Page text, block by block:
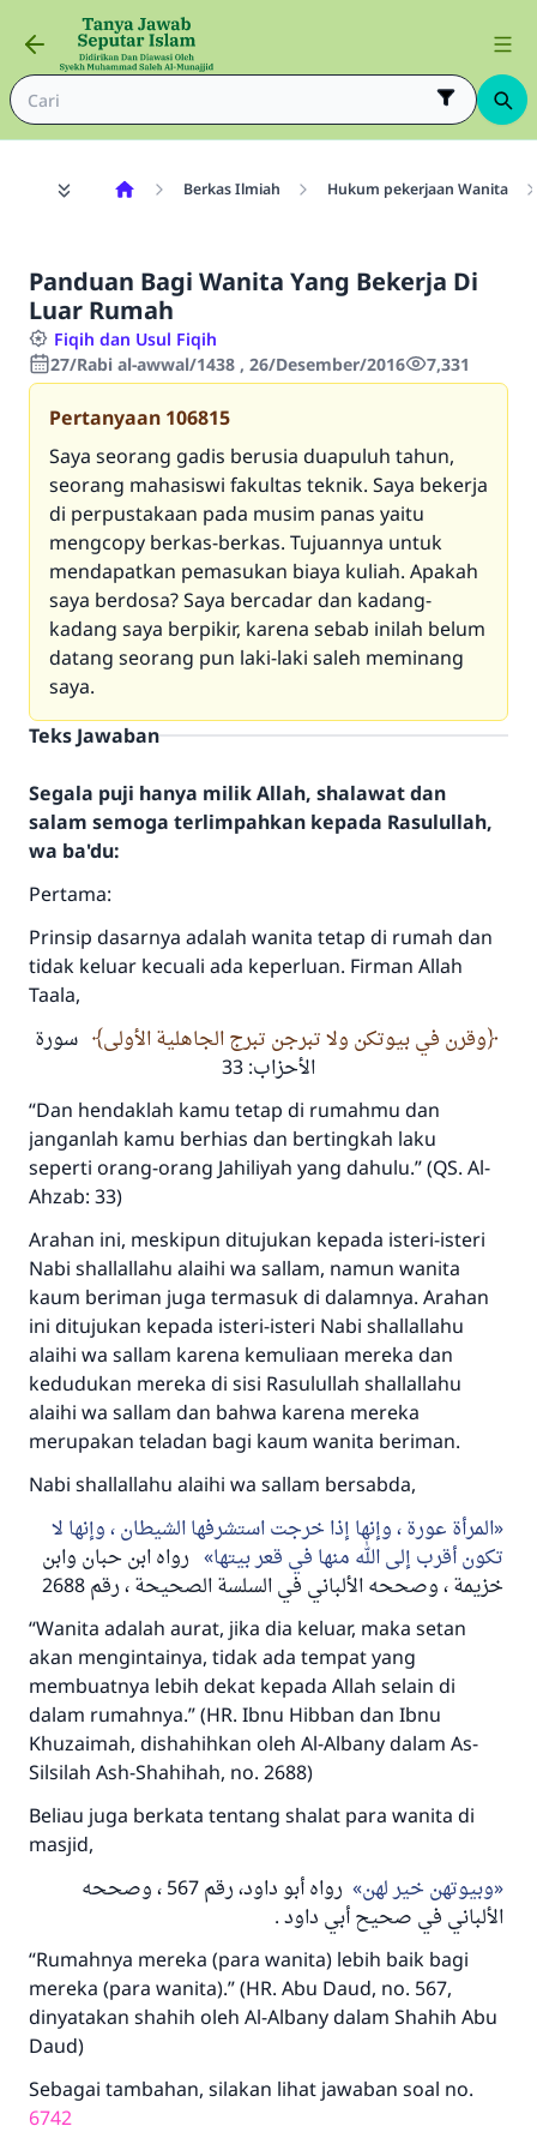
Berkas Ilmiah Hukum pekerjaan Wanita
Panduan Bagi Wanita Yang Bekerja Di
Luar Rumah
Fiqih dan Usul Fiqih
27/Rabi al-awwal/1438 , 26/Desember/2016
7,331
Pertanyaan 106815
Saya seorang gadis berusia duapuluh tahun,
seorang mahasiswi fakultas teknik. Saya bekerja
di perpustakaan pada musim panas yaitu
mengcopy berkas-berkas. Tujuannya untuk
mendapatkan pemasukan biaya kuliah. Apakah
saya berdosa? Saya bercadar dan kadang-
kadang saya berpikir, karena sebab inilah belum
datang seorang pun laki-laki saleh meminang
saya.
Teks Jawaban
Segala puji hanya milik Allah, shalawat dan
salam semoga terlimpahkan kepada Rasulullah,
wa ba'du:
Pertama:
Prinsip dasarnya adalah wanita tetap di rumah dan
tidak keluar kecuali ada keperluan. Firman Allah
Taala,
وقرن في بيوتكن ولا تبرجن تبرج الجاهلية الأولى
سورة
الأحزاب: 33
“Dan hendaklah kamu tetap di rumahmu dan
janganlah kamu berhias dan bertingkah laku
seperti orang-orang Jahiliyah yang dahulu.” (QS. Al-
Ahzab: 33)
Arahan ini, meskipun ditujukan kepada isteri-isteri
Nabi shallallahu alaihi wa sallam, namun wanita
kaum beriman juga termasuk di dalamnya. Arahan
ini ditujukan kepada isteri-isteri Nabi shallallahu
alaihi wa sallam karena kemuliaan mereka dan
kedudukan mereka di sisi Rasulullah shallallahu
alaihi wa sallam dan bahwa karena mereka
merupakan teladan bagi kaum wanita beriman.
Nabi shallallahu alaihi wa sallam bersabda,
المرأة عورة ، وإنها إذا خرجت استشرفها الشيطان ، وإنها لا
تكون أقرب إلى الله منها في قعر بيتها
رواه ابن حبان وابن
خزيمة ، وصححه الألباني في السلسة الصحيحة ، رقم 2688
“Wanita adalah aurat, jika dia keluar, maka setan
akan mengintainya, tidak ada tempat yang
membuatnya lebih dekat kepada Allah selain di
dalam rumahnya.” (HR. Ibnu Hibban dan Ibnu
Khuzaimah, dishahihkan oleh Al-Albany dalam As-
Silsilah Ash-Shahihah, no. 2688)
Beliau juga berkata tentang shalat para wanita di
masjid,
وبيوتهن خير لهن
رواه أبو داود، رقم 567 ، وصححه
الألباني في صحيح أبي داود .
“Rumahnya mereka (para wanita) lebih baik bagi
mereka (para wanita).” (HR. Abu Daud, no. 567,
dinyatakan shahih oleh Al-Albany dalam Shahih Abu
Daud)
Sebagai tambahan, silakan lihat jawaban soal no.
6742